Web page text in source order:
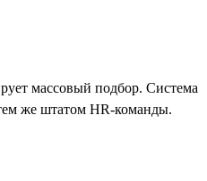
массовый подбор. Система
же штатом HR-команды.